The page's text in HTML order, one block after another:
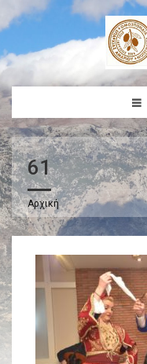
61
Αρχική